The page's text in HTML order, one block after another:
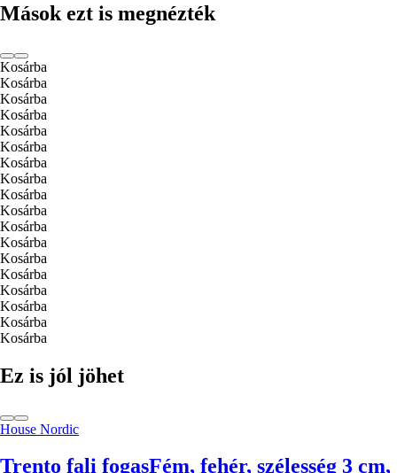
Mások ezt is megnézték
Kosárba
Kosárba
Kosárba
Kosárba
Kosárba
Kosárba
Kosárba
Kosárba
Kosárba
Kosárba
Kosárba
Kosárba
Kosárba
Kosárba
Kosárba
Kosárba
Kosárba
Kosárba
Ez is jól jöhet
House Nordic
Trento fali fogasFém, fehér, szélesség 3 cm,